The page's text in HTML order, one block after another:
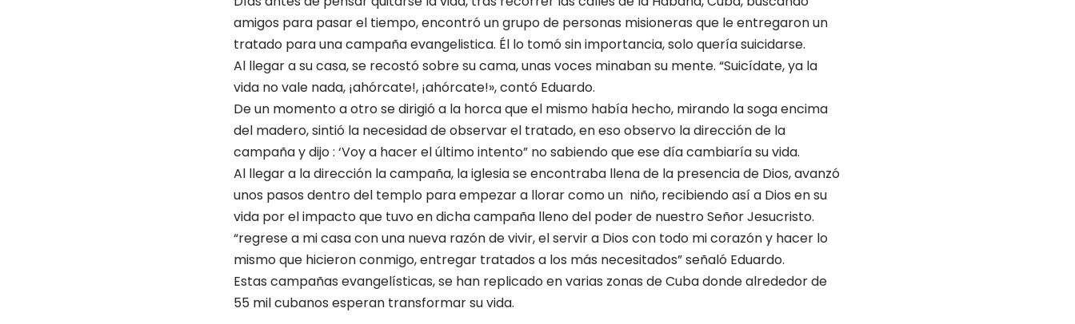
amigos para pasar el tiempo, encontró un grupo de personas misioneras que le entregaron un
tratado para una campaña evangelistica. Él lo tomó sin importancia, solo quería suicidarse.
Al llegar a su casa, se recostó sobre su cama, unas voces minaban su mente. “Suicídate, ya la
vida no vale nada, ¡ahórcate!, ¡ahórcate!», contó Eduardo.
De un momento a otro se dirigió a la horca que el mismo había hecho, mirando la soga encima
del madero, sintió la necesidad de observar el tratado, en eso observo la dirección de la
campaña y dijo : ‘Voy a hacer el último intento” no sabiendo que ese día cambiaría su vida.
Al llegar a la dirección la campaña, la iglesia se encontraba llena de la presencia de Dios, avanzó
unos pasos dentro del templo para empezar a llorar como un niño, recibiendo así a Dios en su
vida por el impacto que tuvo en dicha campaña lleno del poder de nuestro Señor Jesucristo.
“regrese a mi casa con una nueva razón de vivir, el servir a Dios con todo mi corazón y hacer lo
mismo que hicieron conmigo, entregar tratados a los más necesitados” señaló Eduardo.
Estas campañas evangelísticas, se han replicado en varias zonas de Cuba donde alrededor de
55 mil cubanos esperan transformar su vida.